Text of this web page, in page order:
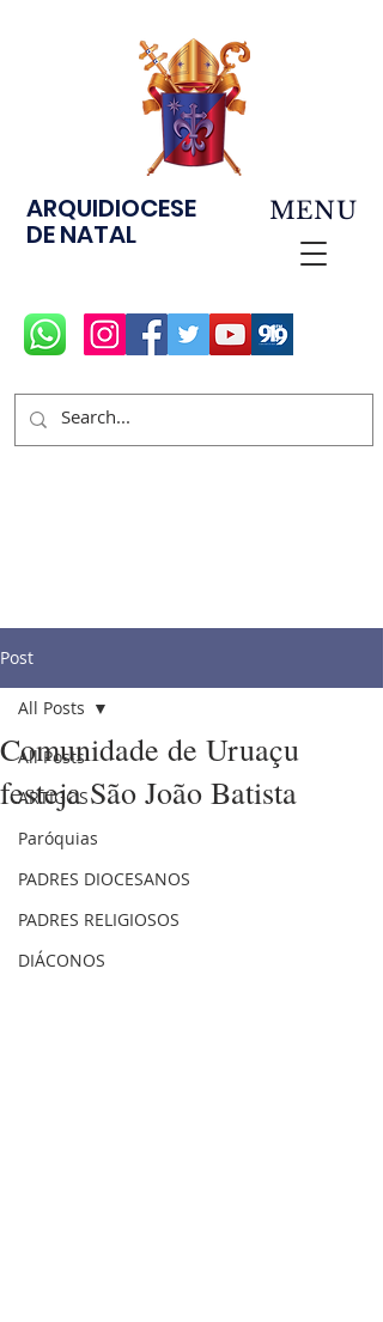
ARQUIDIOCESE
DE NATAL
MENU
Post
All Posts
ARTIGOS
Paróquias
PADRES DIOCESANOS
PADRES RELIGIOSOS
DIÁCONOS
All Posts
Comunidade de Uruaçu
festeja São João Batista